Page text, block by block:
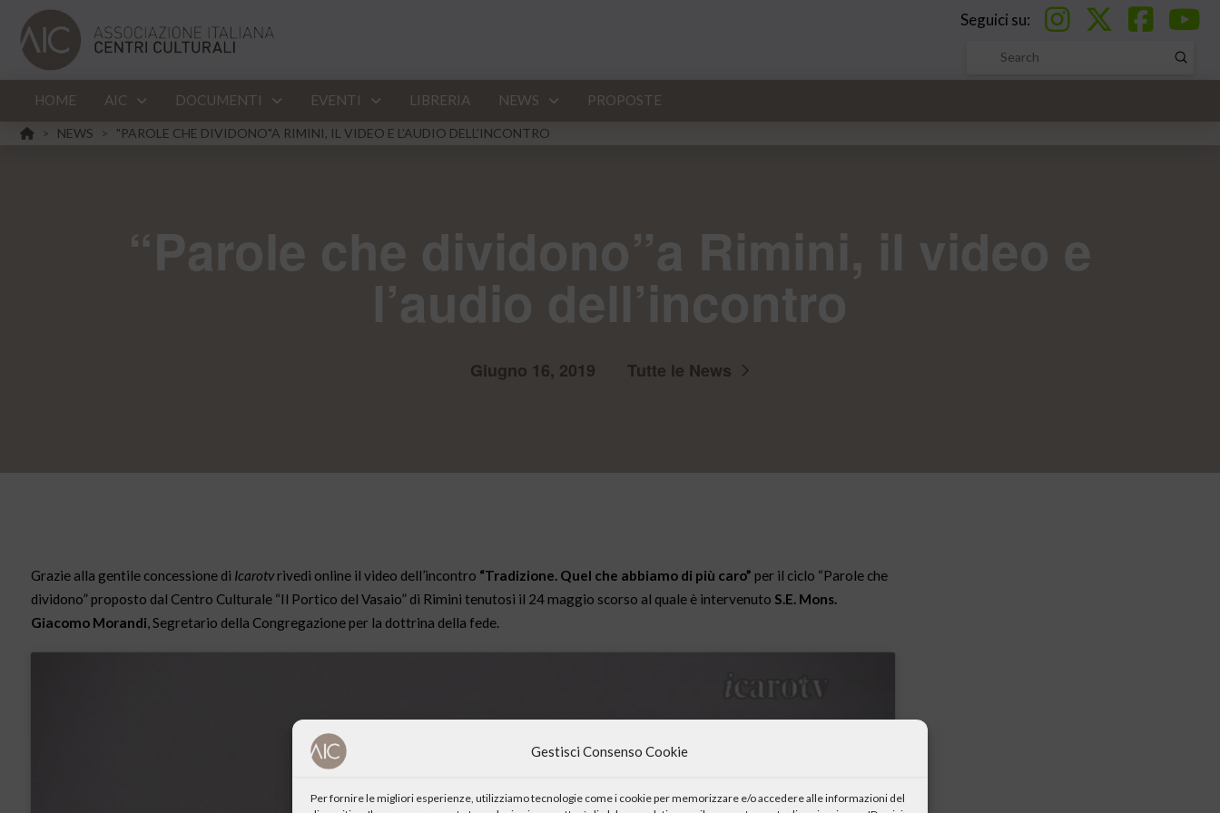
Gestisci Consenso Cookie
Per fornire le migliori esperienze, utilizziamo tecnologie come i cookie per memorizzare e/o accedere alle informazioni del
Seguici su:
Search
Submit
HOME AIC DOCUMENTI EVENTI LIBRERIA NEWS PROPOSTE
HOME
> NEWS > "PAROLE CHE DIVIDONO"A RIMINI, IL VIDEO E L’AUDIO DELL’INCONTRO
Giugno 16, 2019 Tutte le News
Grazie alla gentile concessione di Icarotvrivedi online il video dell’incontro “Tradizione. Quel che abbiamo di più caro” per il ciclo “Parole che
dividono” proposto dal Centro Culturale “Il Portico del Vasaio” di Rimini tenutosi il 24 maggio scorso al quale è intervenuto S.E. Mons.
Giacomo Morandi, Segretario della Congregazione per la dottrina della fede.